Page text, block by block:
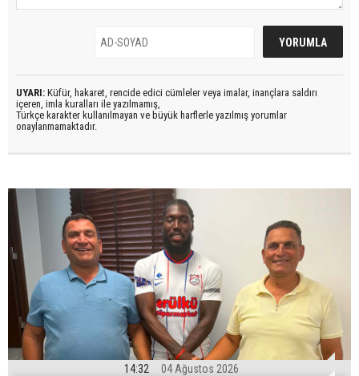
UYARI: Küfür, hakaret, rencide edici cümleler veya imalar, inançlara saldırı
içeren, imla kuralları ile yazılmamış,
Türkçe karakter kullanılmayan ve büyük harflerle yazılmış yorumlar
onaylanmamaktadır.
14:32 04 Ağustos 2026